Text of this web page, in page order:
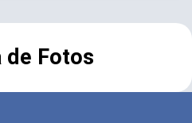
de Fotos